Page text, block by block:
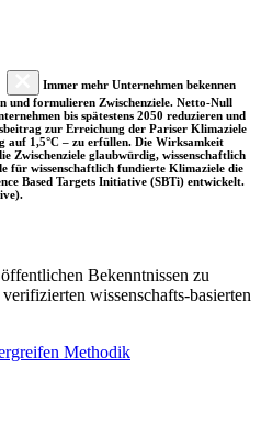
Immer mehr Unternehmen bekennen
und formulieren Zwischenziele. Netto-Null
bis spätestens 2050 reduzieren und
zur Erreichung der Pariser Klimaziele
auf 1,5°C – zu erfüllen. Die Wirksamkeit
Zwischenziele glaubwürdig, wissenschaftlich
für wissenschaftlich fundierte Klimaziele die
Based Targets Initiative (SBTi) entwickelt.
Bekenntnissen zu
wissenschafts-basierten
Methodik